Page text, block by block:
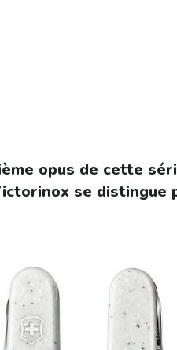
opus de cette
se distingue